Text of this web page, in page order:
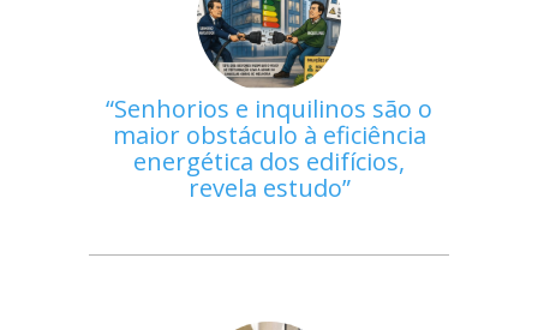
Senhorios e inquilinos são o
maior obstáculo à eficiência
energética dos edifícios,
revela estudo